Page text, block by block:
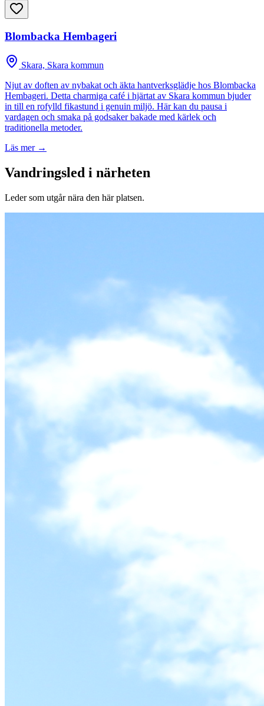
Blombacka Hembageri
Skara, Skara kommun
Njut av doften av nybakat och äkta hantverksglädje hos Blombacka
Hembageri. Detta charmiga café i hjärtat av Skara kommun bjuder
in till en rofylld fikastund i genuin miljö. Här kan du pausa i
vardagen och smaka på godsaker bakade med kärlek och
traditionella metoder.
Läs mer →
Vandringsled i närheten
Leder som utgår nära den här platsen.